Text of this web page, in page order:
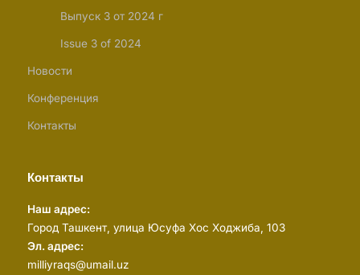
Выпуск 3 от 2024 г
Issue 3 of 2024
Новости
Конференция
Контакты
Контакты
Наш адрес:
Город Ташкент, улица Юсуфа Хос Ходжиба, 103
Эл. адрес:
milliyraqs@umail.uz